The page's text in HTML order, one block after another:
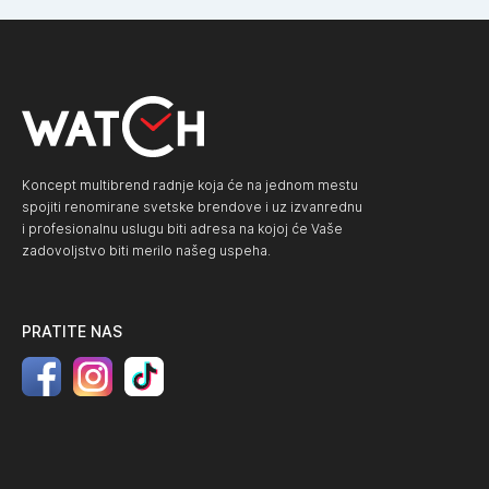
Koncept multibrend radnje koja će na jednom mestu
spojiti renomirane svetske brendove i uz izvanrednu
i profesionalnu uslugu biti adresa na kojoj će Vaše
zadovoljstvo biti merilo našeg uspeha.
PRATITE NAS